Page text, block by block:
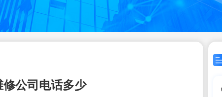
公司电话多少